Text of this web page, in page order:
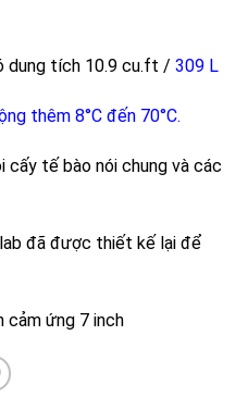
dung tích 10.9 cu.ft / 309 L
thêm 8°C đến 70°C.
cấy tế bào nói chung và các
đã được thiết kế lại để
cảm ứng 7 inch